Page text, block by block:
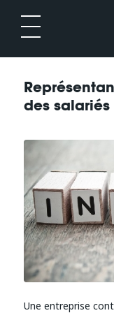
des
Une entreprise